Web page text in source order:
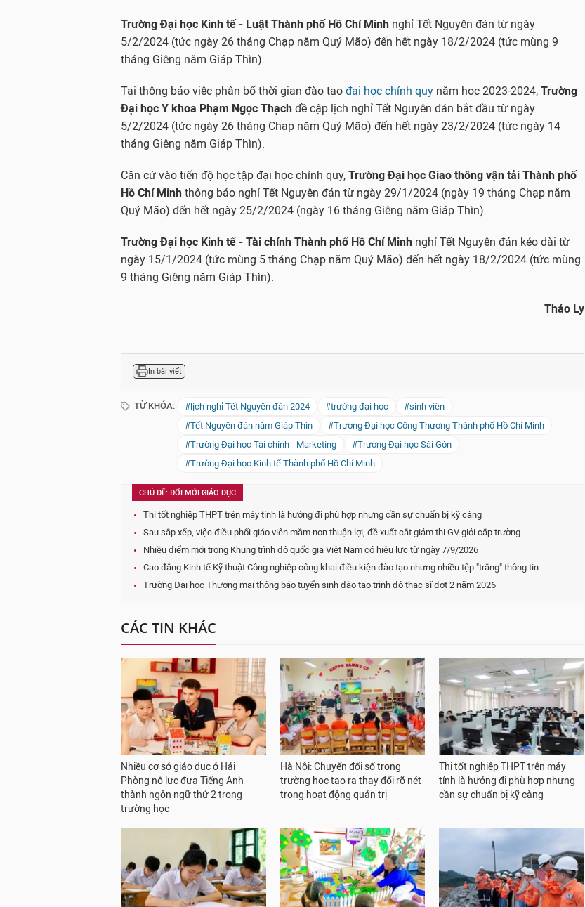
Trường Đại học Kinh tế - Luật Thành phố Hồ Chí Minh nghỉ Tết Nguyên đán từ ngày
5/2/2024 (tức ngày 26 tháng Chạp năm Quý Mão) đến hết ngày 18/2/2024 (tức mùng 9
tháng Giêng năm Giáp Thìn).
Tại thông báo việc phân bố thời gian đào tạo đại học chính quy năm học 2023-2024, Trường
Đại học Y khoa Phạm Ngọc Thạch đề cập lịch nghỉ Tết Nguyên đán bắt đầu từ ngày
5/2/2024 (tức ngày 26 tháng Chạp năm Quý Mão) đến hết ngày 23/2/2024 (tức ngày 14
tháng Giêng năm Giáp Thìn).
Căn cứ vào tiến độ học tập đại học chính quy, Trường Đại học Giao thông vận tải Thành phố
Hồ Chí Minh thông báo nghỉ Tết Nguyên đán từ ngày 29/1/2024 (ngày 19 tháng Chạp năm
Quý Mão) đến hết ngày 25/2/2024 (ngày 16 tháng Giêng năm Giáp Thìn).
Trường Đại học Kinh tế - Tài chính Thành phố Hồ Chí Minh nghỉ Tết Nguyên đán kéo dài từ
ngày 15/1/2024 (tức mùng 5 tháng Chạp năm Quý Mão) đến hết ngày 18/2/2024 (tức mùng
9 tháng Giêng năm Giáp Thìn).
Thảo Ly
In bài viết
TỪ KHÓA: #lịch nghỉ Tết Nguyên đán 2024 #trường đại học
#sinh viên
#Tết Nguyên đán năm Giáp Thìn
#Trường Đại học Công Thương Thành phố Hồ Chí Minh
#Trường Đại học Tài chính - Marketing
#Trường Đại học Sài Gòn
#Trường Đại học Kinh tế Thành phố Hồ Chí Minh
CHỦ ĐỀ: ĐỔI MỚI GIÁO DỤC
Thi tốt nghiệp THPT trên máy tính là hướng đi phù hợp nhưng cần sự chuẩn bị kỹ càng
Sau sắp xếp, việc điều phối giáo viên mầm non thuận lợi, đề xuất cắt giảm thi GV giỏi cấp trường
Nhiều điểm mới trong Khung trình độ quốc gia Việt Nam có hiệu lực từ ngày 7/9/2026
Cao đẳng Kinh tế Kỹ thuật Công nghiệp công khai điều kiện đào tạo nhưng nhiều tệp "trắng" thông tin
Trường Đại học Thương mại thông báo tuyển sinh đào tạo trình độ thạc sĩ đợt 2 năm 2026
CÁC TIN KHÁC
Nhiều cơ sở giáo dục ở Hải
Phòng nỗ lực đưa Tiếng Anh
thành ngôn ngữ thứ 2 trong
trường học
Hà Nội: Chuyển đổi số trong
trường học tạo ra thay đổi rõ nét
trong hoạt động quản trị
Thi tốt nghiệp THPT trên máy
tính là hướng đi phù hợp nhưng
cần sự chuẩn bị kỹ càng